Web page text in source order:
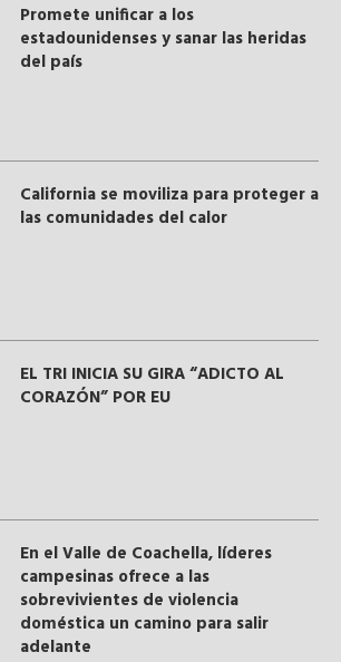
Promete unificar a los
estadounidenses y sanar las heridas
del país
California se moviliza para proteger a
las comunidades del calor
EL TRI INICIA SU GIRA “ADICTO AL
CORAZÓN” POR EU
En el Valle de Coachella, líderes
campesinas ofrece a las
sobrevivientes de violencia
doméstica un camino para salir
adelante